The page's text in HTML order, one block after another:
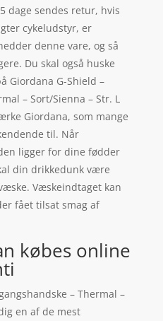
dage sendes retur, hvis
cykeludstyr, er
denne vare, og så
Du skal også huske
Giordana G-Shield –
– Sort/Sienna – Str. L
Giordana, som mange
til. Når
ligger for dine fødder
din drikkedunk være
Væskeindtaget kan
fået tilsat smag af
købes online
– Thermal –
en af de mest